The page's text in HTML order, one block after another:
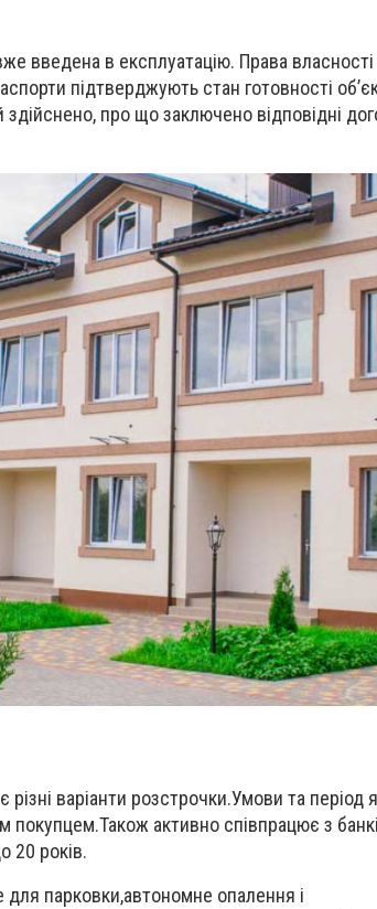
введена в експлуатацію. Права
підтверджують стан готовності
про що заключено відповідні
варіанти розстрочки.Умови та період
покупцем.Також активно співпрацює з
20 років.
для парковки,автономне опалення і